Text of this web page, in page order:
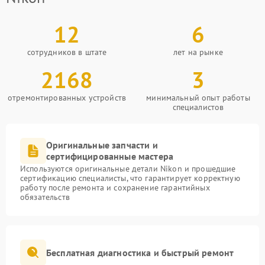
12
сотрудников в штате
6
лет на рынке
2168
отремонтированных устройств
3
минимальный опыт работы
специалистов
Оригинальные запчасти и
сертифицированные мастера
Используются оригинальные детали Nikon и прошедшие
сертификацию специалисты, что гарантирует корректную
работу после ремонта и сохранение гарантийных
обязательств
Бесплатная диагностика и быстрый ремонт